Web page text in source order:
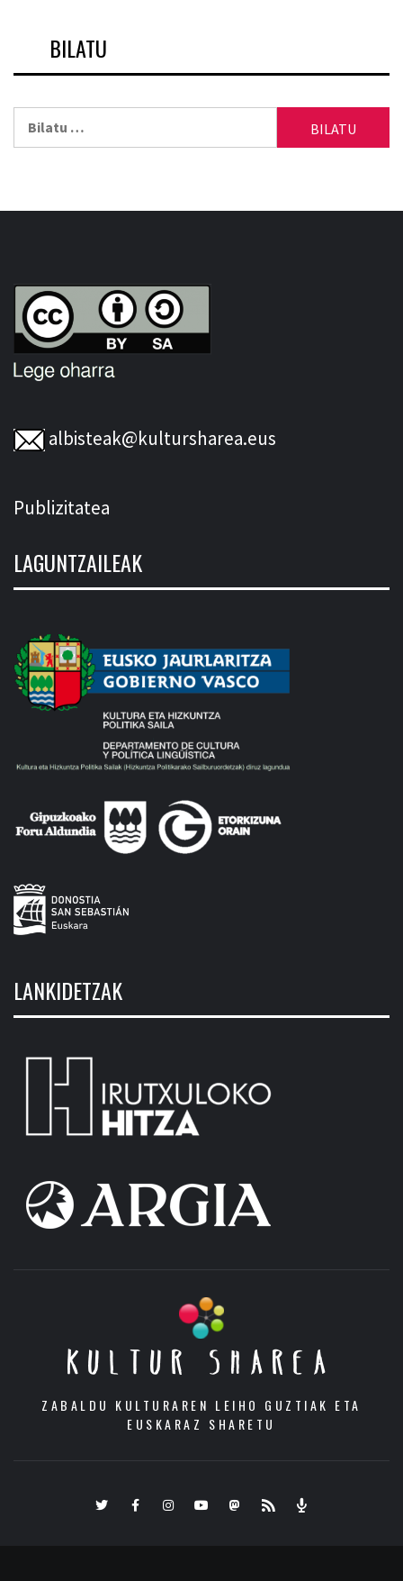
BILATU
albisteak@kultursharea.eus
Publizitatea
LAGUNTZAILEAK
LANKIDETZAK
KULTUR SHAREA
ZABALDU KULTURAREN LEIHO GUZTIAK ETA
EUSKARAZ SHARETU
TwitterFacebookInstagramYoutubeMastodon.eus
RSS Podcast